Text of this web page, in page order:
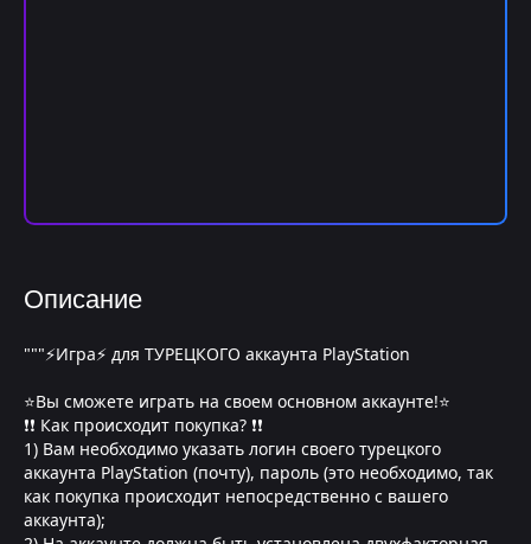
Описание
"""⚡Игра⚡ для ТУРЕЦКОГО аккаунта PlayStation
⭐Вы сможете играть на своем основном аккаунте!⭐
❗❗ Как происходит покупка? ❗❗
1) Вам необходимо указать логин своего турецкого
аккаунта PlayStation (почту), пароль (это необходимо, так
как покупка происходит непосредственно с вашего
аккаунта);